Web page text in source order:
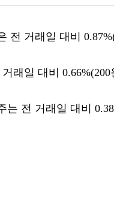
전 거래일 대비
래일 대비
는 전 거래일 대비